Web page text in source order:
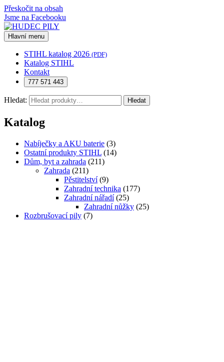
Přeskočit na obsah
Jsme na Facebooku
Hlavní menu
STIHL katalog 2026 (PDF)
Katalog STIHL
Kontakt
777 571 443
Hledat: Hledat
Katalog
Nabíječky a AKU baterie (3)
Ostatní produkty STIHL (14)
Dům, byt a zahrada (211)
Zahrada (211)
Pěstitelství (9)
Zahradní technika (177)
Zahradní nářadí (25)
Zahradní nůžky (25)
Rozbrušovací pily (7)